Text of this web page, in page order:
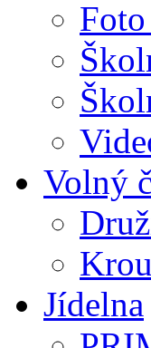
Volný
Jídelna